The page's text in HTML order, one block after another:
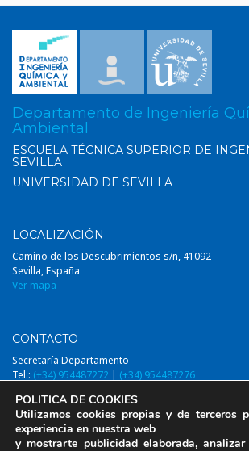
Departamento de Ingeniería
Ambiental
ESCUELA TÉCNICA SUPERIOR DE
SEVILLA
UNIVERSIDAD DE SEVILLA
LOCALIZACIÓN
Camino de los Descubrimientos s/n, 41092
Sevilla, España
Ver mapa
CONTACTO
Secretaría Departamento
Tel.: (+34) 954487272 | (+34) 954487276
POLITICA DE COOKIES
Utilizamos cookies propias y de terceros
experiencia en nuestra web
y mostrarte publicidad elaborada,